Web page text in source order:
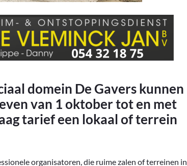
domein De Gavers kunnen
van 1 oktober tot en met
tarief een lokaal of terrein
organisatoren, die ruime zalen of terreinen in